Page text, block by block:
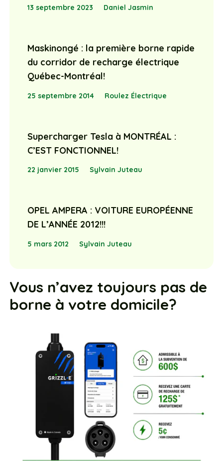
13 septembre 2023 Daniel Jasmin
Maskinongé : la première borne rapide
du corridor de recharge électrique
Québec-Montréal!
25 septembre 2014 Roulez Électrique
Supercharger Tesla à MONTRÉAL :
C’EST FONCTIONNEL!
22 janvier 2015 Sylvain Juteau
OPEL AMPERA : VOITURE EUROPÉENNE
DE L’ANNÉE 2012!!!
5 mars 2012 Sylvain Juteau
Vous n’avez toujours pas de
borne à votre domicile?